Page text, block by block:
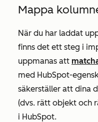
Mappa
När du har laddat
finns det ett steg i
uppmanas att
med HubSpot-
säkerställer att dina
(dvs. rätt objekt och
i HubSpot.